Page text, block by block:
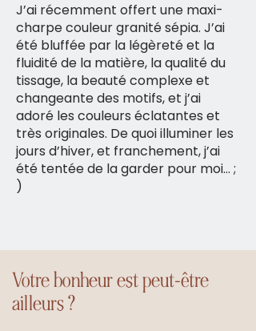
J’ai récemment offert une maxi-
charpe couleur granité sépia. J’ai
été bluffée par la légèreté et la
fluidité de la matière, la qualité du
tissage, la beauté complexe et
changeante des motifs, et j’ai
adoré les couleurs éclatantes et
très originales. De quoi illuminer les
jours d’hiver, et franchement, j’ai
été tentée de la garder pour moi… ;
)
Votre bonheur est peut-être
ailleurs ?